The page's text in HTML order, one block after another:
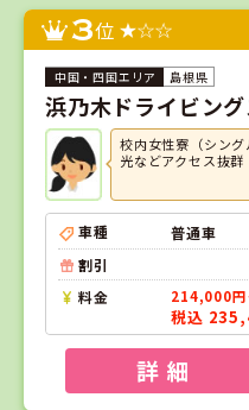
3位
島根県
浜乃木ドライビン
校内女性寮（シン
光などアクセス抜群
車種
普通車
割引
料金
214,000
税込
詳 細